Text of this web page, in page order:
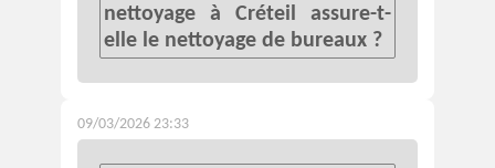
nettoyage à Créteil assure-t-
elle le nettoyage de bureaux ?
09/03/2026 23:33